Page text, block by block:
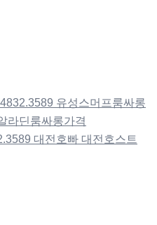
유성스머프룸싸롱
라딘룸싸롱가격
대전호빠 대전호스트